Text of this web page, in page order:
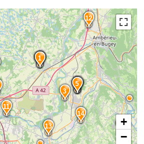
14
13
12
11
7
6
5
3
2
1
+
−